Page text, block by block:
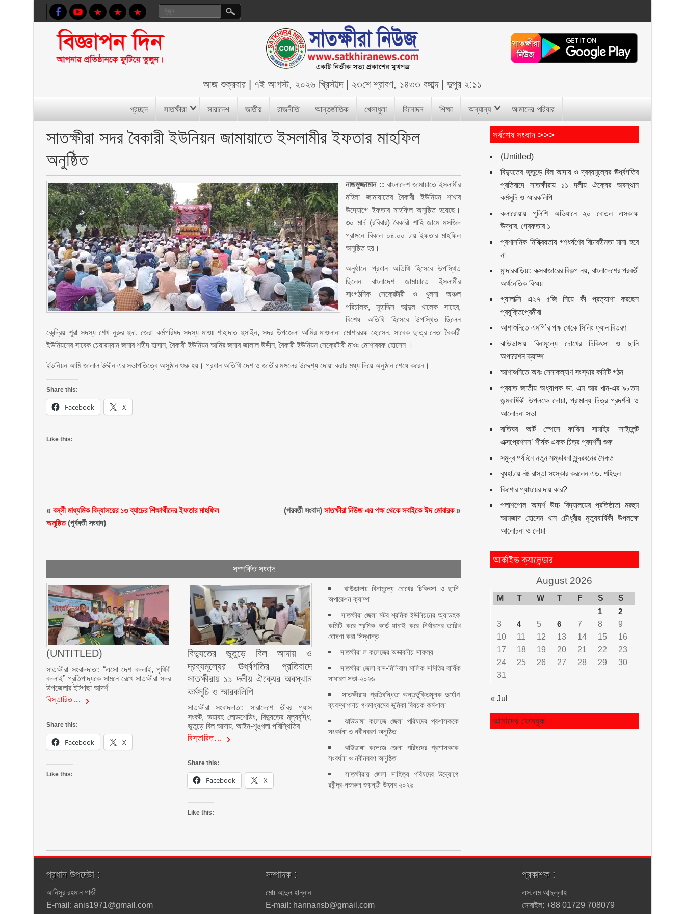
আজশুক্রবার ৭ই আগস্ট, ২০২৬ খ্রিস্টাব্দ| ২৩শে শ্রাবণ, ১৪৩৩ বঙ্গাব্দ|দুপুর ২:১১
প্রচ্ছদ সাতক্ষীরা সারাদেশ জাতীয় রাজনীতি আন্তর্জাতিক খেলাধুলা বিনোদন শিক্ষা অন্যান্য আমাদের পরিবার
সাতক্ষীরা সদর বৈকারী ইউনিয়ন জামায়াতে ইসলামীর ইফতার মাহফিল
অনুষ্ঠিত
নাজমুজ্জামান :: বাংলাদেশ জামায়াতে ইসলামীর
মহিলা জামায়াতের বৈকারী ইউনিয়ন শাখার
উদ্যোগে ইফতার মাহফিল অনুষ্ঠিত হয়েছে।
৩০ মার্চ (রবিবার) বৈকারী শাহি জামে মসজিদ
প্রাঙ্গনে বিকাল ০৪.০০ টায় ইফতার মাহফিল
অনুষ্ঠিত হয়।
অনুষ্ঠানে প্রধান অতিথি হিসেবে উপস্থিত
ছিলেন বাংলাদেশ জামায়াতে ইসলামীর
সাংগঠনিক সেক্রেটারী ও খুলনা অঞ্চল
পরিচালক, মুহাদ্দিস আব্দুল খালেক সাহেব,
বিশেষ অতিথি হিসেবে উপস্থিত ছিলেন
কেন্দ্রিয় শূরা সদস্য শেখ নুরুর হুদা, জেরা কর্মপরিষদ সদস্য মাওঃ শাহাদাত হুসাইন, সদর উপজেলা আমির মাওলানা মোশাররফ হোসেন, সাবেক ছাত্র নেতা বৈকারী
ইউনিয়নের সাবেক চেয়ারম্যান জনাব শহীদ হাসান, বৈকারী ইউনিয়ন আমির জনাব জালাল উদ্দীন, বৈকারী ইউনিয়ন সেক্রেটারী মাওঃ মোশাররফ হোসেন ।
ইউনিয়ন আমি জালাল উদ্দীন এর সভাপতিত্বে অসুষ্ঠান শুরু হয়। প্রধান অতিথি দেশ ও জাতীর মঙ্গলের উদ্দেশ্য দোয়া করার মধ্য দিয়ে অনুষ্ঠান শেষে করেন।
Share this:
Facebook X
Like this:
«বল্লী মাধ্যমিক বিদ্যালয়ের ১৩ ব্যাচের শিক্ষার্থীদের ইফতার মাহফিল
অনুষ্ঠিত(পূর্ববর্তী সংবাদ)
(পরবর্তী সংবাদ)সাতক্ষীরা নিউজ এর পক্ষ থেকে সবাইকে ঈদ মোবারক»
সম্পর্কিত সংবাদ
(UNTITLED)
সাতক্ষীরা সংবাদদাতা: “এসো দেশ বদলাই, পৃথিবী
বদলাই” প্রতিপাদ্যকে সামনে রেখে সাতক্ষীরা সদর
উপজেলার ইটগাছা আদর্শ
বিস্তারিত…
Share this:
Facebook X
Like this:
বিদ্যুতের ভূতুড়ে বিল আদায় ও
দ্রব্যমূল্যের ঊর্ধ্বগতির প্রতিবাদে
সাতক্ষীরায় ১১ দলীয় ঐক্যের অবস্থান
কর্মসূচি ও স্মারকলিপি
সাতক্ষীরা সংবাদদাতা: সারাদেশে তীব্র গ্যাস
সংকট, ভয়াবহ লোডশেডিং, বিদ্যুতের মূল্যবৃদ্ধি,
ভূতুড়ে বিল আদায়, আইন-শৃঙ্খলা পরিস্থিতির
বিস্তারিত…
Share this:
Facebook X
Like this:
ঝাউডাঙ্গায় বিনামূল্যে চোখের চিকিৎসা ও ছানি
অপারেশন ক্যাম্প
সাতক্ষীরা জেলা মটর শ্রমিক ইউনিয়নের অ্যাডহক
কমিটি করে শ্রমিক কার্ড যাচাই করে নির্বাচনের তারিখ
ঘোষণা করা সিদ্ধান্ত
সাতক্ষীরা ল কলেজের অভাবনীয় সাফল্য
সাতক্ষীরা জেলা বাস-মিনিবাস মালিক সমিতির বার্ষিক
সাধারণ সভা-২০২৬
সাতক্ষীরায় প্রতিবন্ধিতা অন্তর্ভুক্তিমূলক দুর্যোগ
ব্যবস্থাপনায় গণমাধ্যমের ভূমিকা বিষয়ক কর্মশালা
ঝাউডাঙ্গা কলেজে জেলা পরিষদের প্রশাসককে
সংবর্ধনা ও নবীনবরণ অনুষ্ঠিত
ঝাউডাঙ্গা কলেজে জেলা পরিষদের প্রশাসককে
সংবর্ধনা ও নবীনবরণ অনুষ্ঠিত
সাতক্ষীরায় জেলা সাহিত্য পরিষদের উদ্যোগে
রবীন্দ্র-নজরুল জয়ন্তী উৎসব ২০২৬
সর্বশেষ সংবাদ >>>
(Untitled)
বিদ্যুতের ভূতুড়ে বিল আদায় ও দ্রব্যমূল্যের ঊর্ধ্বগতির
প্রতিবাদে সাতক্ষীরায় ১১ দলীয় ঐক্যের অবস্থান
কর্মসূচি ও স্মারকলিপি
কলারোয়ায় পুলিশি অভিযানে ২০ বোতল এসকাফ
উদ্ধার, গ্রেফতার ১
প্রশাসনিক নিষ্ক্রিয়তায় গণধর্ষণের বিচারহীনতা মানা হবে
না
মান্দারবাড়িয়া: কক্সবাজারের বিকল্প নয়, বাংলাদেশের পরবর্তী
অর্থনৈতিক বিস্ময়
গ্যালাক্সি এ২৭ ৫জি নিয়ে কী প্রত্যাশা করছেন
প্রযুক্তিপ্রেমীরা
আশাশুনিতে এমপি’র পক্ষ থেকে সিলিং ফ্যান বিতরণ
ঝাউডাঙ্গায় বিনামূল্যে চোখের চিকিৎসা ও ছানি
অপারেশন ক্যাম্প
আশাশুনিতে অবঃ সেনাকল্যাণ সংস্থার কমিটি গঠন
প্রয়াত জাতীয় অধ্যাপক ডা. এম আর খান-এর ৯৮তম
জন্মবার্ষিকী উপলক্ষে দোয়া, প্রামান্য চিত্র প্রদর্শনী ও
আলোচনা সভা
বাতিঘর আর্ট স্পেসে ফারিনা সামহির ‘সাইলেন্ট
এক্সপ্রেশনস’ শীর্ষক একক চিত্র প্রদর্শনী শুরু
সমুদ্র পর্যটনে নতুন সম্ভাবনা সুন্দরবনের সৈকত
বুধহাটায় নষ্ট রাস্তা সংস্কার করলেন এড. শহিদুল
কিশোর গ্যাংয়ের দায় কার?
পলাশপোল আদর্শ উচ্চ বিদ্যালয়ের প্রতিষ্ঠাতা মরহুম
আমজাদ হোসেন খান চৌধুরীর মৃত্যুবার্ষিকী উপলক্ষে
আলোচনা ও দোয়া
আর্কাইভ ক্যালেন্ডার
August 2026
M T W T F S
S
1
2
3
4 5 6 7 8
9
10
11 12 13 14 15
16
17
18 19 20 21 22
23
24
25 26 27 28 29
30
31
« Jul
আমাদের ফেসবুক
প্রধান উপদেষ্টা :
আনিসুর রহমান গাজী
E-mail: anis1971@gmail.com
সম্পাদক :
মোঃ আব্দুল হান্নান
E-mail: hannansb@gmail.com
প্রকাশক :
এস.এম আব্দুল্লাহ
মোবাইল: +88 01729 708079